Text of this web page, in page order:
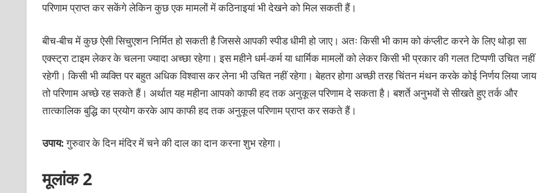
परिणाम प्राप्त कर सकेंगे लेकिन कुछ एक मामलों में कठिनाइयां भी देखने को मिल सकती हैं।
बीच-बीच में कुछ ऐसी सिचुएशन निर्मित हो सकती है जिससे आपकी स्पीड धीमी हो जाए। अतः किसी भी काम को कंप्लीट करने के लिए थोड़ा सा
एक्स्ट्रा टाइम लेकर के चलना ज्यादा अच्छा रहेगा। इस महीने धर्म-कर्म या धार्मिक मामलों को लेकर किसी भी प्रकार की गलत टिप्पणी उचित नहीं
रहेगी। किसी भी व्यक्ति पर बहुत अधिक विश्वास कर लेना भी उचित नहीं रहेगा। बेहतर होगा अच्छी तरह चिंतन मंथन करके कोई निर्णय लिया जाय
तो परिणाम अच्छे रह सकते हैं। अर्थात यह महीना आपको काफी हद तक अनुकूल परिणाम दे सकता है। बशर्ते अनुभवों से सीखते हुए तर्क और
तात्कालिक बुद्धि का प्रयोग करके आप काफी हद तक अनुकूल परिणाम प्राप्त कर सकते हैं।
उपाय:गुरुवार के दिन मंदिर में चने की दाल का दान करना शुभ रहेगा।
मूलांक 2